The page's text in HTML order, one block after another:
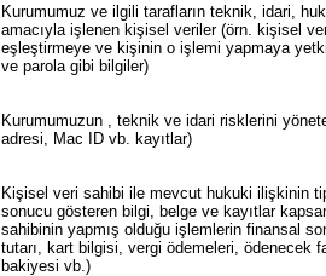
Kurumumuz ve ilgili tarafların teknik, idari,
amacıyla işlenen kişisel veriler (örn. kişisel
eşleştirmeye ve kişinin o işlemi yapmaya
ve parola gibi bilgiler)
Kurumumuzun , teknik ve idari risklerini
adresi, Mac ID vb. kayıtlar)
Kişisel veri sahibi ile mevcut hukuki ilişkinin
sonucu gösteren bilgi, belge ve kayıtlar
sahibinin yapmış olduğu işlemlerin finansal
tutarı, kart bilgisi, vergi ödemeleri, ödenecek
bakiyesi vb.)